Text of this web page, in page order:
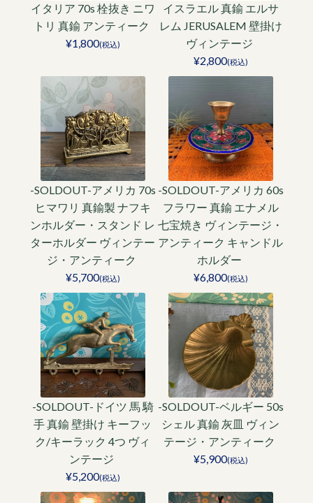
イタリア 70s 栓抜き ニワ
トリ 真鍮 アンティーク
¥1,800(税込)
イスラエル 真鍮 エルサ
レム JERUSALEM 壁掛け
ヴィンテージ
¥2,800(税込)
-SOLDOUT-アメリカ 70s
ヒマワリ 真鍮製 ナフキ
ンホルダー・スタンド レ
ターホルダー ヴィンテー
ジ・アンティーク
¥5,700(税込)
-SOLDOUT-アメリカ 60s
フラワー 真鍮 エナメル
七宝焼き ヴィンテージ・
アンティーク キャンドル
ホルダー
¥6,800(税込)
-SOLDOUT-ドイツ 馬 騎
手 真鍮 壁掛け キーフッ
ク/キーラック 4つ ヴィ
ンテージ
¥5,200(税込)
-SOLDOUT-ベルギー 50s
シェル 真鍮 灰皿 ヴィン
テージ・アンティーク
¥5,900(税込)